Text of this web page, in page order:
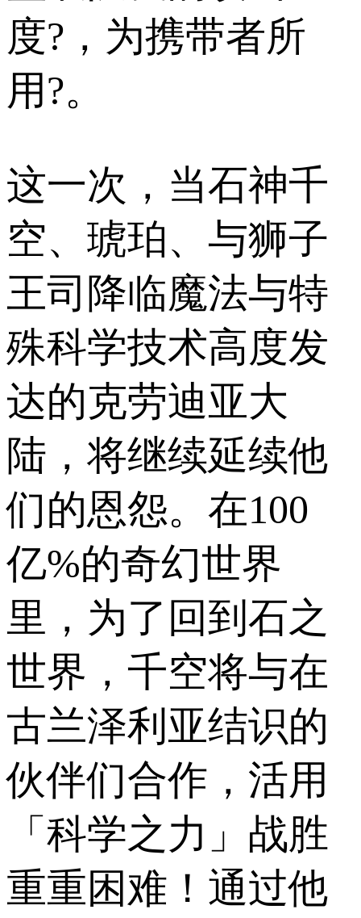
度?，为携带者所
用?。
这一次，当石神千
空、琥珀、与狮子
王司降临魔法与特
殊科学技术高度发
达的克劳迪亚大
陆，将继续延续他
们的恩怨。在100
亿%的奇幻世界
里，为了回到石之
世界，千空将与在
古兰泽利亚结识的
伙伴们合作，活用
「科学之力」战胜
重重困难！通过他